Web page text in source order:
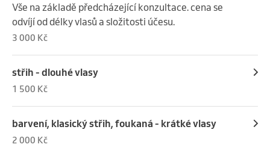
Vše na základě předcházející konzultace. cena se
odvíjí od délky vlasů a složitosti účesu.
3 000 Kč
střih - dlouhé vlasy
1 500 Kč
barvení, klasický střih, foukaná - krátké vlasy
2 000 Kč